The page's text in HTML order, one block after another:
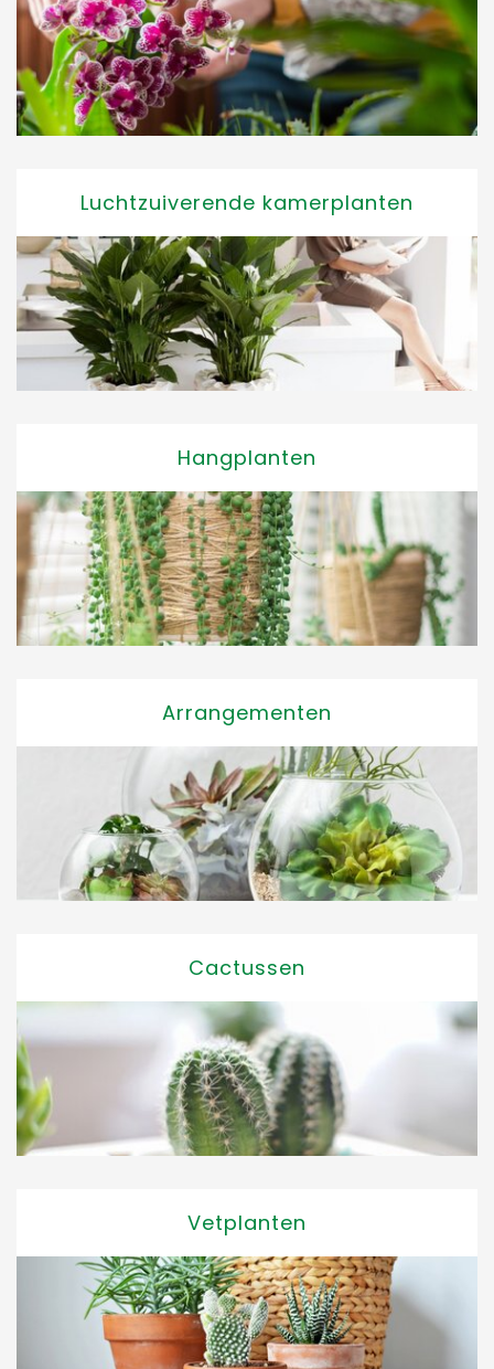
Luchtzuiverende kamerplanten
Hangplanten
Arrangementen
Cactussen
Vetplanten